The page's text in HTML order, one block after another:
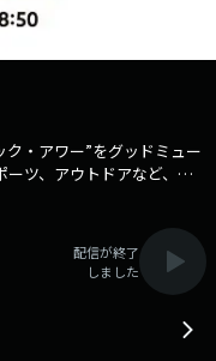
・アワー”をグッドミュー
ツ、アウトドアなど、ナ
・Instagramでも番組情報
】 ＤＪのアン
▽16:35〜 【 16時 Traffic
▽16:41〜 【 いい部屋発
Nation 】 長野県出
配信が終了
しました